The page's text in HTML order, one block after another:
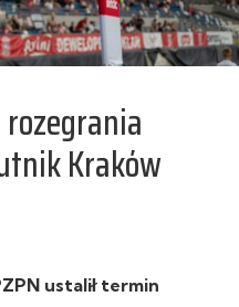
Kraków
ustalił termin